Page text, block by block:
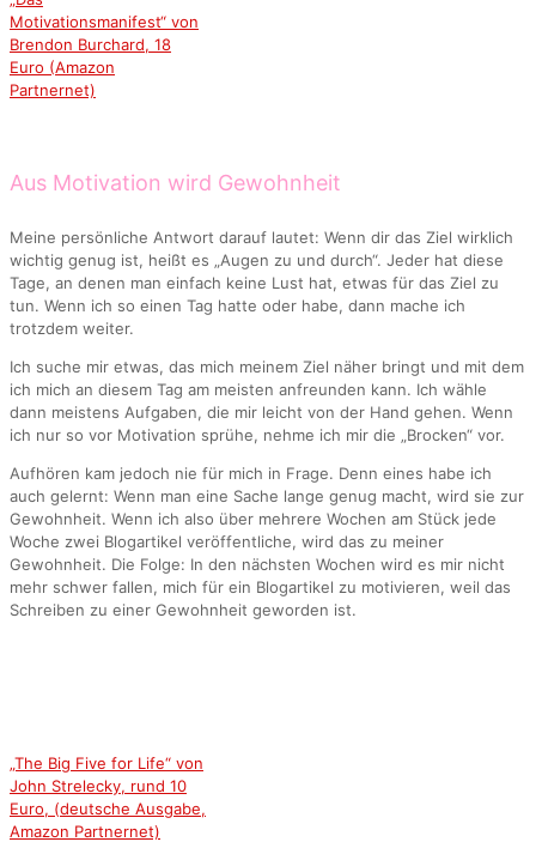
Motivationsmanifest“ von
Brendon Burchard, 18
Euro (Amazon
Partnernet)
Aus Motivation wird Gewohnheit
Meine persönliche Antwort darauf lautet: Wenn dir das Ziel wirklich
wichtig genug ist, heißt es „Augen zu und durch“. Jeder hat diese
Tage, an denen man einfach keine Lust hat, etwas für das Ziel zu
tun. Wenn ich so einen Tag hatte oder habe, dann mache ich
trotzdem weiter.
Ich suche mir etwas, das mich meinem Ziel näher bringt und mit dem
ich mich an diesem Tag am meisten anfreunden kann. Ich wähle
dann meistens Aufgaben, die mir leicht von der Hand gehen. Wenn
ich nur so vor Motivation sprühe, nehme ich mir die „Brocken“ vor.
Aufhören kam jedoch nie für mich in Frage. Denn eines habe ich
auch gelernt: Wenn man eine Sache lange genug macht, wird sie zur
Gewohnheit. Wenn ich also über mehrere Wochen am Stück jede
Woche zwei Blogartikel veröffentliche, wird das zu meiner
Gewohnheit. Die Folge: In den nächsten Wochen wird es mir nicht
mehr schwer fallen, mich für ein Blogartikel zu motivieren, weil das
Schreiben zu einer Gewohnheit geworden ist.
„The Big Five for Life“ von
John Strelecky, rund 10
Euro, (deutsche Ausgabe,
Amazon Partnernet)